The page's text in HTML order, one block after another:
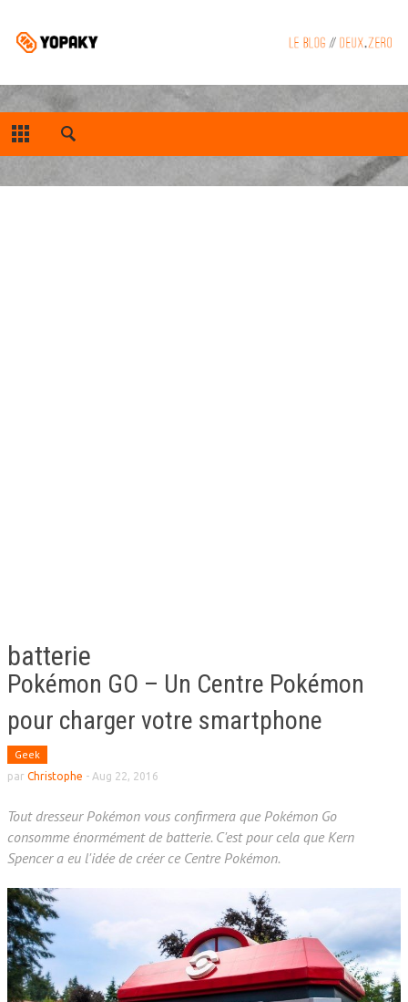
batterie
Pokémon GO – Un Centre Pokémon
pour charger votre smartphone
Geek
par Christophe - Aug 22, 2016
Tout dresseur Pokémon vous confirmera que Pokémon Go
consomme énormément de batterie. C'est pour cela que Kern
Spencer a eu l'idée de créer ce Centre Pokémon.